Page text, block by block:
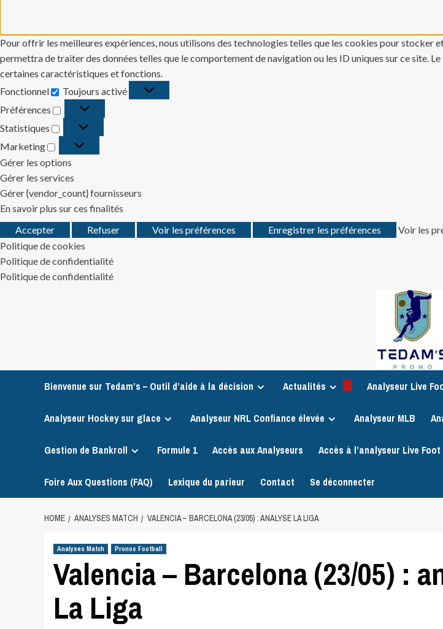
Pour offrir les meilleures expériences, nous utilisons des technologies telles que les cookies pour
permettra de traiter des données telles que le comportement de navigation ou les ID uniques sur ce site.
certaines caractéristiques et fonctions.
Fonctionnel
Fonctionnel
Toujours activé
Préférences
Préférences
Statistiques
Statistiques
Marketing
Marketing
Gérer les options
Gérer les services
Gérer {vendor_count} fournisseurs
En savoir plus sur ces finalités
Accepter
Refuser Voir les préférences Enregistrer les préférences
Voir les
Politique de cookies
Politique de confidentialité
Politique de confidentialité
Bienvenue sur Tedam’s – Outil d’aide à la décision Actualités Analyseur Live
Analyseur Hockey sur glace Analyseur NRL Confiance élevée Analyseur MLB
Gestion de Bankroll Formule 1 Accès aux Analyseurs Accès à l’analyseur Live Foot
Foire Aux Questions (FAQ) Lexique du parieur Contact Se déconnecter
HOME ANALYSES MATCH VALENCIA – BARCELONA (23/05) : ANALYSE LA LIGA
Analyses Match Pronos Football
Valencia – Barcelona (23/05) :
La Liga